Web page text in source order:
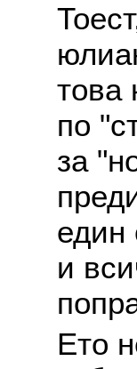
това
по
за
един
и
Ето